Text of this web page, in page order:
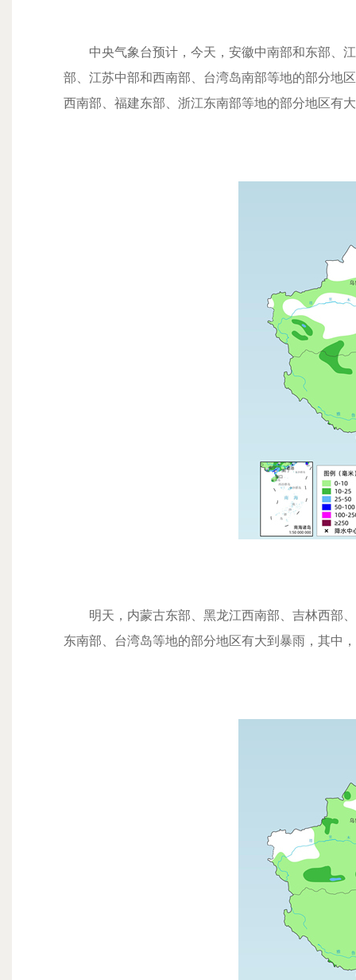
中央气象台预计，今天， 安徽中南部和东部、
部、江苏中部和西南部、台湾岛南部等地的部分地
西南部、福建东部、浙江东南部等地的部分地区有
明天， 内蒙古东部、黑龙江西南部、吉林西部
东南部、台湾岛等地的部分地区有大到暴雨，其中